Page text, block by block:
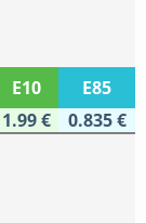
E10
E85
1.99 €
0.835 €